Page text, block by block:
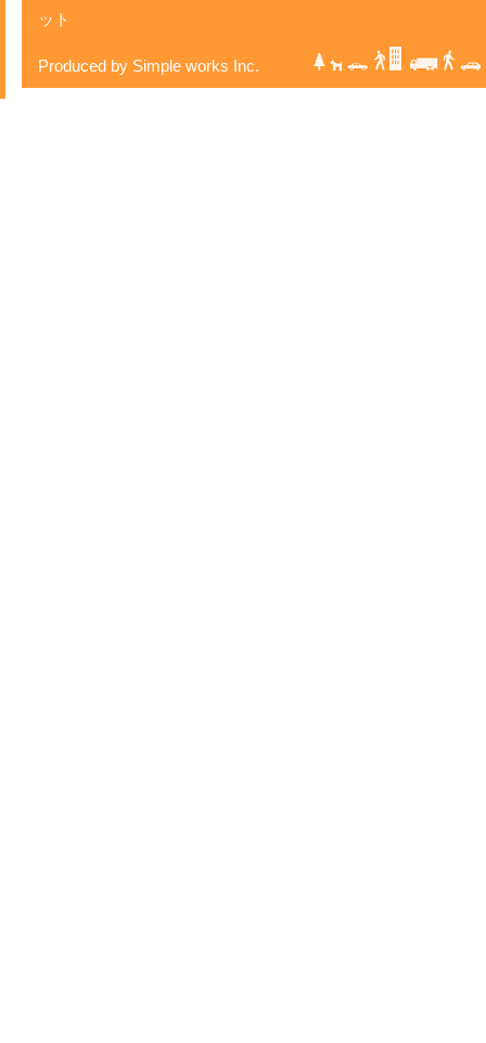
ット
Produced by Simple works Inc.